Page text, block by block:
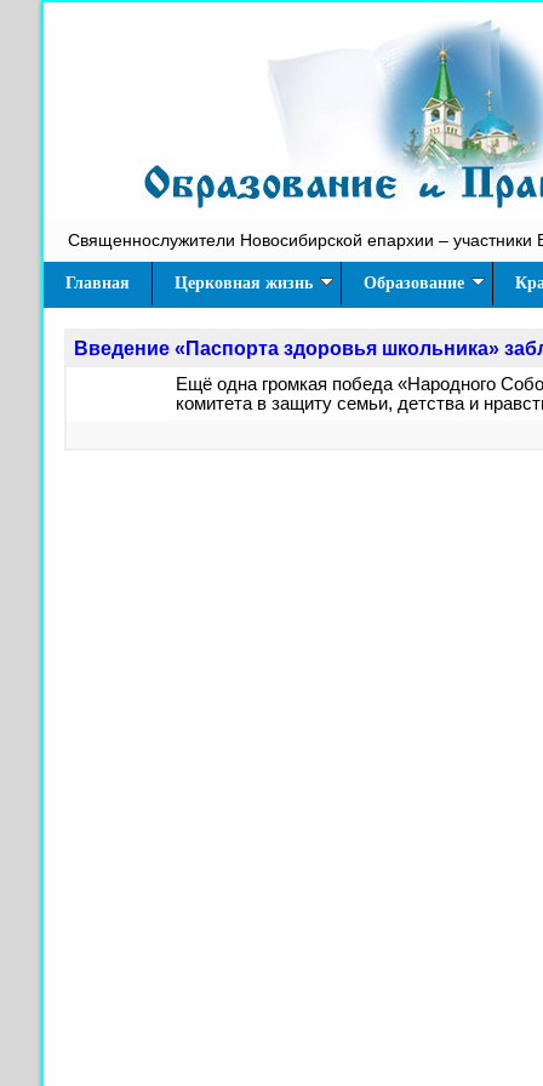
Священнослужители Новосибирской епархии –
Главная Церковная жизнь Образование
Введение «Паспорта здоровья школьника»
Ещё одна громкая победа «Народного
комитета в защиту семьи, детства и